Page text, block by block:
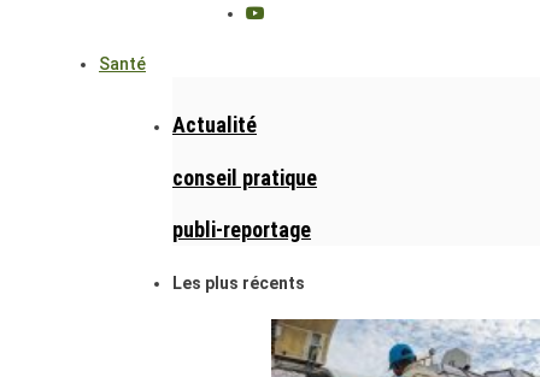
Santé
Actualité
conseil pratique
publi-reportage
Les plus récents